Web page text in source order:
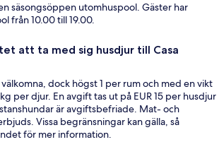
säsongsöppen utomhuspool. Gäster har
från 10.00 till 19.00.
att ta med sig husdjur till Casa
dock högst 1 per rum och med en vikt
per djur. En avgift tas ut på EUR 15 per husdjur
är avgiftsbefriade. Mat- och
Vissa begränsningar kan gälla, så
för mer information.